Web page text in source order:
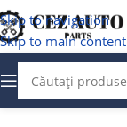
Skip to navigation
Skip to main content